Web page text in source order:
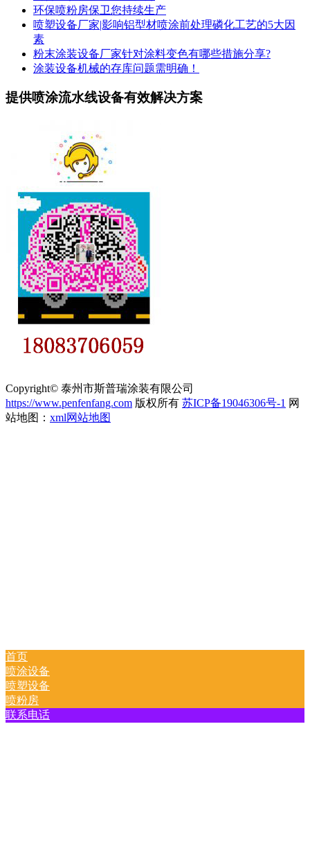
环保喷粉房保卫您持续生产
喷塑设备厂家|影响铝型材喷涂前处理磷化工艺的5大因
素
粉末涂装设备厂家针对涂料变色有哪些措施分享?
涂装设备机械的存库问题需明确！
提供喷涂流水线设备有效解决方案
Copyright© 泰州市斯普瑞涂装有限公司
https://www.penfenfang.com 版权所有 苏ICP备19046306号-1 网
站地图： xml网站地图
首页
喷涂设备
喷塑设备
喷粉房
联系电话